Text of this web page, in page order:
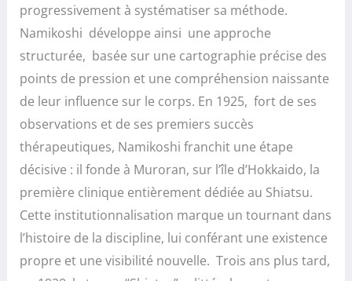
progressivement à systématiser sa méthode.
Namikoshi développe ainsi une approche
structurée, basée sur une cartographie précise des
points de pression et une compréhension naissante
de leur influence sur le corps. En 1925, fort de ses
observations et de ses premiers succès
thérapeutiques, Namikoshi franchit une étape
décisive : il fonde à Muroran, sur l’île d’Hokkaido, la
première clinique entièrement dédiée au Shiatsu.
Cette institutionnalisation marque un tournant dans
l’histoire de la discipline, lui conférant une existence
propre et une visibilité nouvelle. Trois ans plus tard,